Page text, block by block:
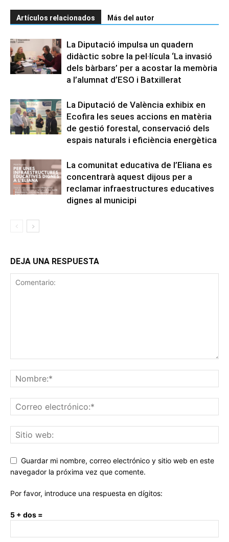
Artículos relacionados Más del autor
La Diputació impulsa un quadern
didàctic sobre la pel·lícula ‘La invasió
dels bàrbars’ per a acostar la memòria
a l’alumnat d’ESO i Batxillerat
La Diputació de València exhibix en
Ecofira les seues accions en matèria
de gestió forestal, conservació dels
espais naturals i eficiència energètica
La comunitat educativa de l’Eliana es
concentrarà aquest dijous per a
reclamar infraestructures educatives
dignes al municipi
DEJA UNA RESPUESTA
Guardar mi nombre, correo electrónico y sitio web en este
navegador la próxima vez que comente.
Por favor, introduce una respuesta en dígitos:
5 + dos =